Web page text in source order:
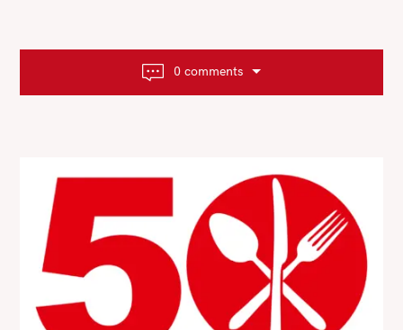
a
i
0 comments